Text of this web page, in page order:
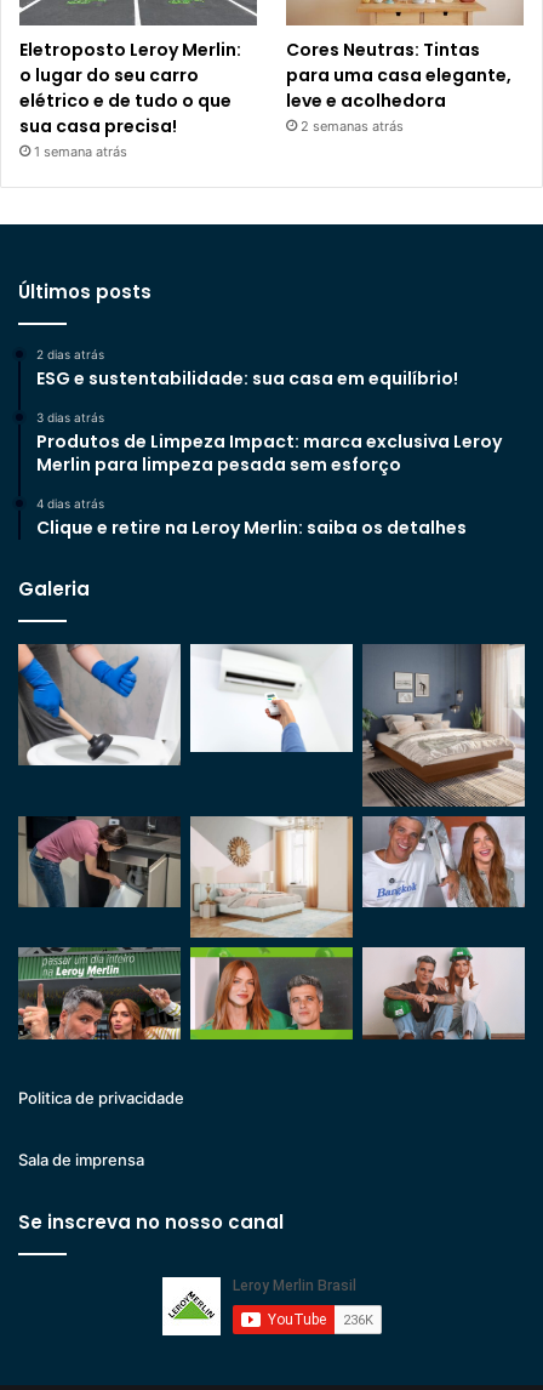
Eletroposto Leroy Merlin:
o lugar do seu carro
elétrico e de tudo o que
sua casa precisa!
1 semana atrás
Cores Neutras: Tintas
para uma casa elegante,
leve e acolhedora
2 semanas atrás
Últimos posts
2 dias atrás
ESG e sustentabilidade: sua casa em equilíbrio!
3 dias atrás
Produtos de Limpeza Impact: marca exclusiva Leroy
Merlin para limpeza pesada sem esforço
4 dias atrás
Clique e retire na Leroy Merlin: saiba os detalhes
Galeria
Politica de privacidade
Sala de imprensa
Se inscreva no nosso canal